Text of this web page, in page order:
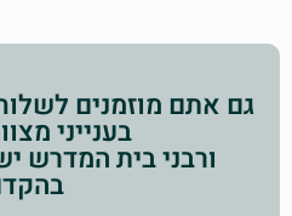
גם אתם מוזמנים
בענייני
ורבני בית המדרש